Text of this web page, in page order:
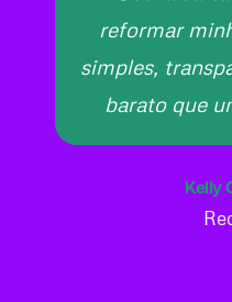
reformar
simples,
barato que
Kelly